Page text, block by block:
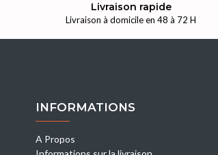
Livraison rapide
Livraison à domicile en 48 à 72 H
INFORMATIONS
A Propos